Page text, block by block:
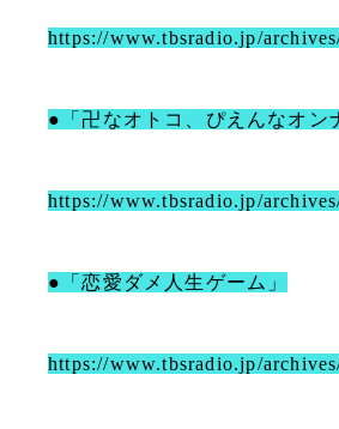
https://www.tbsradio.jp/
●「卍なオトコ、ぴえんなオン
https://www.tbsradio.jp/
●「恋愛ダメ人生ゲーム」
https://www.tbsradio.jp/